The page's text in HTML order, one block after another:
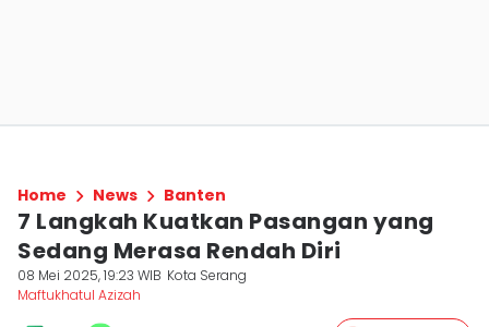
Home News Banten
7 Langkah Kuatkan Pasangan yang
Sedang Merasa Rendah Diri
08 Mei 2025, 19:23 WIB Kota Serang
Maftukhatul Azizah